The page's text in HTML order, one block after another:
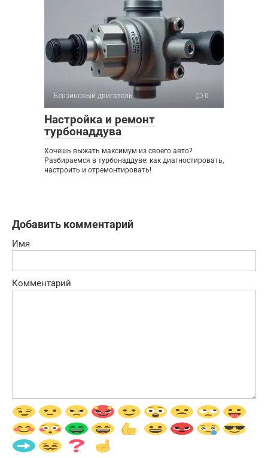
Бензиновый двигатель 0
Настройка и ремонт
турбонаддува
Хочешь выжать максимум из своего авто?
Разбираемся в турбонаддуве: как диагностировать,
настроить и отремонтировать!
Добавить комментарий
Имя
Комментарий